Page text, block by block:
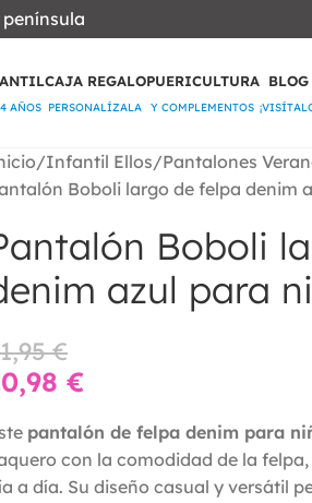
AÑOS
CAJA REGALO
PERSONALÍZALA
PUERICULTURA
Y COMPLEMENTOS
BLOG
Infantil Ellos Pantalones
Boboli largo de felpa denim
Boboli
azul para
€
€
pantalón de felpa denim para
con la comodidad de la
a día. Su diseño casual y versátil